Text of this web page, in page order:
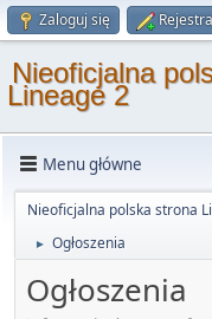
Zaloguj się
Nieoficjalna
Lineage 2
Menu główne
Nieoficjalna polska strona
► Ogłoszenia
Ogłoszenia